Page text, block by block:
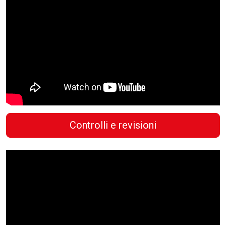
Controlli e revisioni